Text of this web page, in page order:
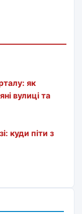
як
вулиці та
куди піти з